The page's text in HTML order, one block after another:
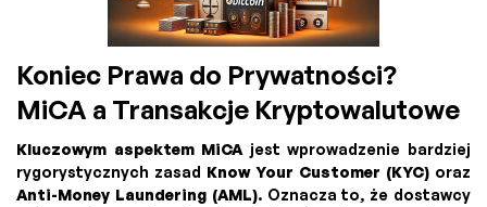
Koniec Prawa do Prywatności?
MiCA a Transakcje Kryptowalutowe
Kluczowym aspektem MiCA jest wprowadzenie bardziej
rygorystycznych zasad Know Your Customer (KYC) oraz
Anti-Money Laundering (AML). Oznacza to, że dostawcy